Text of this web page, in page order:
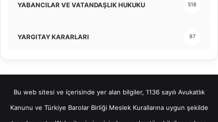
YABANCILAR VE VATANDAŞLIK HUKUKU 518
YARGITAY KARARLARI 97
Bu web sitesi ve içerisinde yer alan bilgiler, 1136 sayılı Avukatlık
Kanunu ve Türkiye Barolar Birliği Meslek Kurallarına uygun şekilde